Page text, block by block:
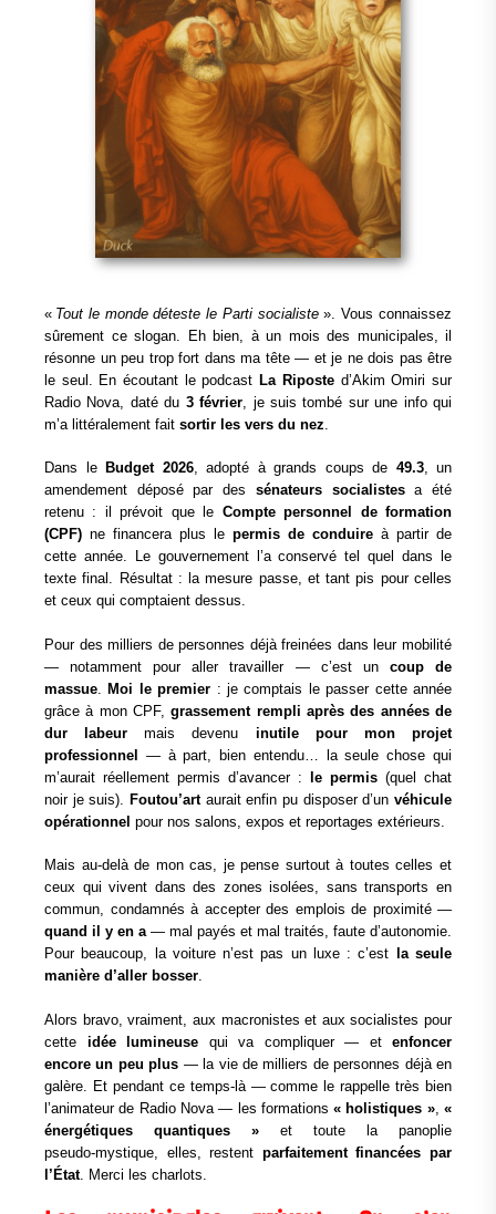
« Tout le monde déteste le Parti socialiste». Vous connaissez
sûrement ce slogan. Eh bien, à un mois des municipales, il
résonne un peu trop fort dans ma tête — et je ne dois pas être
le seul. En écoutant le podcastLa Riposted’Akim Omiri sur
Radio Nova, daté du 3 février , je suis tombé sur une info qui
m’a littéralement fait sortir les vers du nez
Dans le Budget 2026, adopté à grands coups de 49.3, un
amendement déposé par des sénateurs socialistesa été
retenu : il prévoit que le Compte personnel de formation
(CPF) ne financera plus le permis de conduire à partir de
cette année. Le gouvernement l’a conservé tel quel dans le
texte final. Résultat : la mesure passe, et tant pis pour celles
et ceux qui comptaient dessus.
Pour des milliers de personnes déjà freinées dans leur mobilité
— notamment pour aller travailler — c’est un coup de
massue .Moi le premier : je comptais le passer cette année
grâce à mon CPF,grassement rempli après des années de
dur labeur mais devenu inutile pour mon projet
professionnel — à part, bien entendu… la seule chose qui
m’aurait réellement permis d’avancer : le permis (quel chat
noir je suis). Foutou’artaurait enfin pu disposer d’un véhicule
opérationnel pour nos salons, expos et reportages extérieurs.
Mais au‑delà de mon cas, je pense surtout à toutes celles et
ceux qui vivent dans des zones isolées, sans transports en
commun, condamnés à accepter des emplois de proximité —
quand il y en a— mal payés et mal traités, faute d’autonomie.
Pour beaucoup, la voiture n’est pas un luxe : c’est
la seule
manière d’aller bosser.
Alors bravo, vraiment, aux macronistes et aux socialistes pour
cette idée lumineuse qui va compliquer — et enfoncer
encore un peu plus — la vie de milliers de personnes déjà en
galère. Et pendant ce temps-là — comme le rappelle très bien
l’animateur de Radio Nova — les formations« holistiques »,«
énergétiques quantiques » et toute la panoplie
pseudo‑mystique, elles, restent parfaitement financées par
l’État. Merci les charlots.